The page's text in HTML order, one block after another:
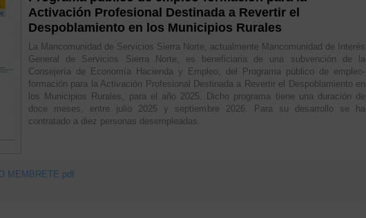
Activación Profesional Destinada a Revertir el
Despoblamiento en los Municipios Rurales
La Mancomunidad de Servicios Sierra Norte, actualmente Mancomunidad de Interés
General de Servicios Sierra Norte, es beneficiaria de una subvención de la
Consejería de Economía Hacienda y Empleo, del Programa público de empleo-
formación para la Activación Profesional Destinada a Revertir el Despoblamiento en
los Municipios Rurales, para el año 2025. Dicho programa tiene una duración de
doce meses, entre julio 2025 y septiembre 2026. Para su desarrollo se ha
contratado a diez personas desempleadas.
MEMBRETE.pdf